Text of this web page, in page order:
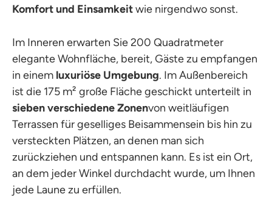
Komfort und Einsamkeitwie nirgendwo sonst.
Im Inneren erwarten Sie 200 Quadratmeter
elegante Wohnfläche, bereit, Gäste zu empfangen
in einem luxuriöse Umgebung. Im Außenbereich
ist die 175 m² große Fläche geschickt unterteilt in
sieben verschiedene Zonenvon weitläufigen
Terrassen für geselliges Beisammensein bis hin zu
versteckten Plätzen, an denen man sich
zurückziehen und entspannen kann. Es ist ein Ort,
an dem jeder Winkel durchdacht wurde, um Ihnen
jede Laune zu erfüllen.